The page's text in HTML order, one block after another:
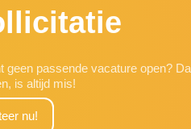
passende vacature open?
is altijd mis!
nu!